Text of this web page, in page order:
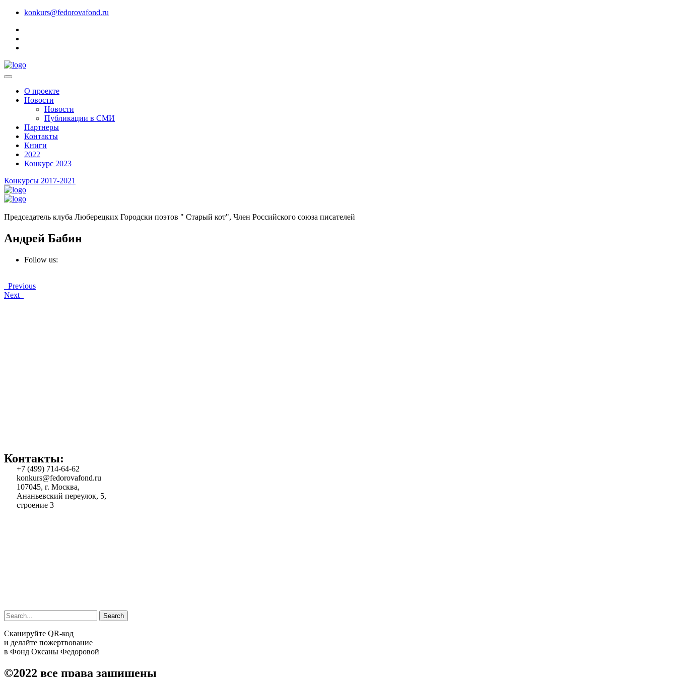
konkurs@fedorovafond.ru
О проекте
Новости
Новости
Публикации в СМИ
Партнеры
Контакты
Книги
2022
Конкурс 2023
Конкурсы 2017-2021
Председатель клуба Люберецких Городски поэтов " Старый кот", Член Российского союза писателей
Андрей Бабин
Follow us:
Previous
Next
Контакты:
+7 (499) 714-64-62
konkurs@fedorovafond.ru
107045, г. Москва,
Ананьевский переулок, 5,
строение 3
Search
Сканируйте QR-код
и делайте пожертвование
в Фонд Оксаны Федоровой
©2022 все права защищены